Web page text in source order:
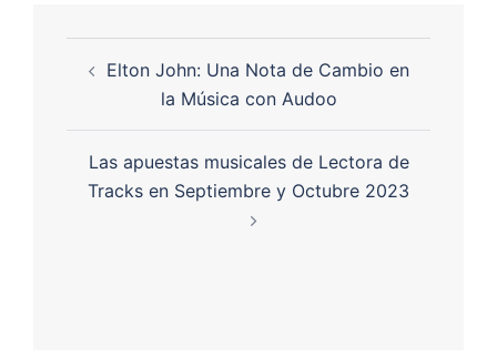
Elton John: Una Nota de Cambio en
la Música con Audoo
Las apuestas musicales de Lectora de
Tracks en Septiembre y Octubre 2023